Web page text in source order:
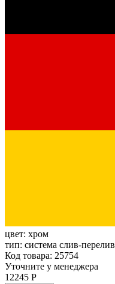
цвет: хром
тип: система слив-перелив
Код товара: 25754
Уточните у менеджера
12245 Р